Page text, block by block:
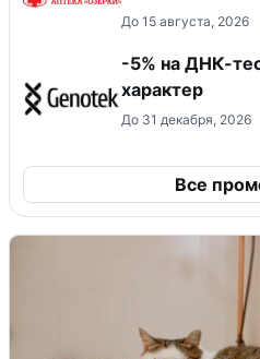
До 15 августа, 2026
-5% на ДНК-
характер
До 31 декабря, 2026
Все